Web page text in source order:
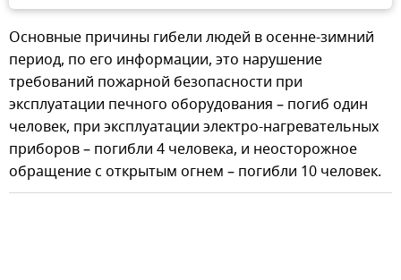
Основные причины гибели людей в осенне-зимний
период, по его информации, это нарушение
требований пожарной безопасности при
эксплуатации печного оборудования – погиб один
человек, при эксплуатации электро-нагревательных
приборов – погибли 4 человека, и неосторожное
обращение с открытым огнем – погибли 10 человек.